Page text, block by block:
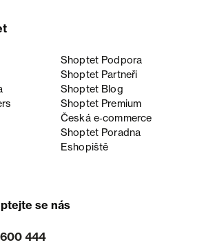
Shoptet Podpora
Shoptet Partneři
Shoptet Blog
Shoptet Premium
Česká e‑commerce
Shoptet Poradna
Eshopiště
se nás
444